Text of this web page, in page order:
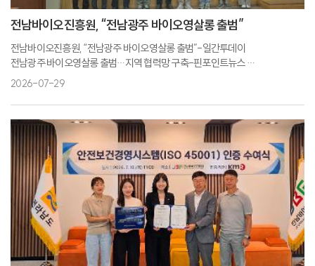
전남바이오진흥원, “전남광주 바이오영살롱 출범”
전남바이오진흥원, “전남광주 바이오영살롱 출범”-일간투데이
전남광주 바이오영살롱 출범…지역 협력망 구축-핀포인트뉴스
전남바이오진흥원, '바이오영살롱' 첫선... 바이오 협력판 키운다-뉴스워커
2026-07-29